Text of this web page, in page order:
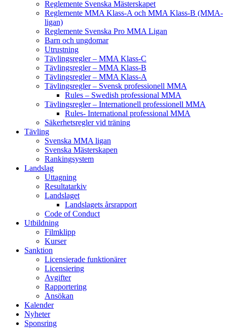
Reglemente Svenska Mästerskapet
Reglemente MMA Klass-A och MMA Klass-B (MMA-
ligan)
Reglemente Svenska Pro MMA Ligan
Barn och ungdomar
Utrustning
Tävlingsregler – MMA Klass-C
Tävlingsregler – MMA Klass-B
Tävlingsregler – MMA Klass-A
Tävlingsregler – Svensk professionell MMA
Rules – Swedish professional MMA
Tävlingsregler – Internationell professionell MMA
Rules- International professional MMA
Säkerhetsregler vid träning
Tävling
Svenska MMA ligan
Svenska Mästerskapen
Rankingsystem
Landslag
Uttagning
Resultatarkiv
Landslaget
Landslagets årsrapport
Code of Conduct
Utbildning
Filmklipp
Kurser
Sanktion
Licensierade funktionärer
Licensiering
Avgifter
Rapportering
Ansökan
Kalender
Nyheter
Sponsring